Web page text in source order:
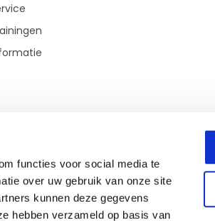
functies voor social media te
over uw gebruik van onze site
kunnen deze gegevens
hebben verzameld op basis van
-RSS-feed